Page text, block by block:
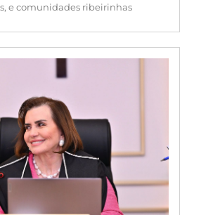
e comunidades ribeirinhas